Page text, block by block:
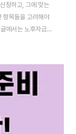
정하고, 그에 맞는
항목들을 고려해야
에서는 노후자금을
1. 노후자금 계산이
실적인 대비가 가능
장 기본적인 출발
패를 부른다: 노후